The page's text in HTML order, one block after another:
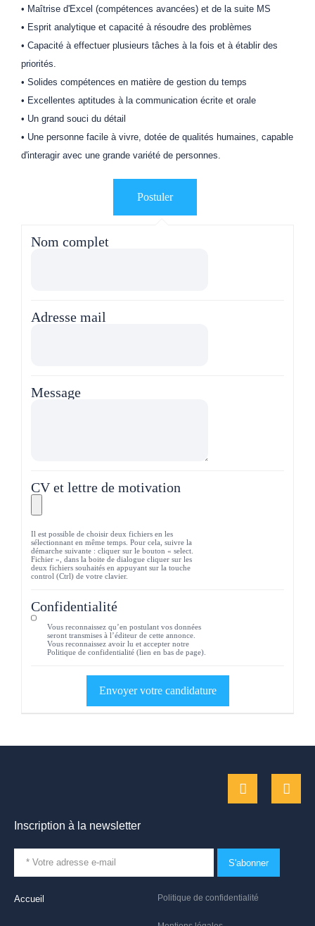
• Maîtrise d'Excel (compétences avancées) et de la suite MS
• Esprit analytique et capacité à résoudre des problèmes
• Capacité à effectuer plusieurs tâches à la fois et à établir des
priorités.
• Solides compétences en matière de gestion du temps
• Excellentes aptitudes à la communication écrite et orale
• Un grand souci du détail
• Une personne facile à vivre, dotée de qualités humaines, capable
d'interagir avec une grande variété de personnes.
Nom complet
Adresse mail
Message
CV et lettre de motivation
Il est possible de choisir deux fichiers en les
sélectionnant en même temps. Pour cela, suivre la
démarche suivante : cliquer sur le bouton « select.
Fichier », dans la boite de dialogue cliquer sur les
deux fichiers souhaités en appuyant sur la touche
control (Ctrl) de votre clavier.
Confidentialité
Vous reconnaissez qu’en postulant vos données
seront transmises à l’éditeur de cette annonce.
Vous reconnaissez avoir lu et accepter notre
Politique de confidentialité (lien en bas de page).
Politique de confidentialité
Accueil
Inscription à la newsletter
S'abonner